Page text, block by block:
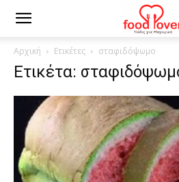
Αρχική Ετικέτες σταφιδόψωμο
Ετικέτα: